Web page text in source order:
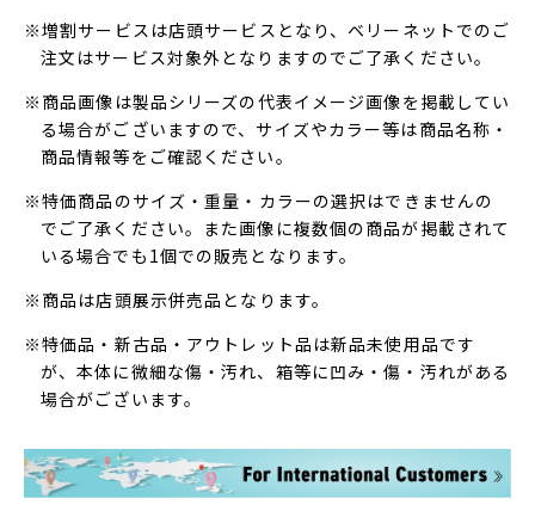
※増割サービスは店頭サービスとなり、ベリーネットでのご
注文はサービス対象外となりますのでご了承ください。
※商品画像は製品シリーズの代表イメージ画像を掲載してい
る場合がございますので、サイズやカラー等は商品名称・
商品情報等をご確認ください。
※特価商品のサイズ・重量・カラーの選択はできませんの
でご了承ください。また画像に複数個の商品が掲載されて
いる場合でも1個での販売となります。
※商品は店頭展示併売品となります。
※特価品・新古品・アウトレット品は新品未使用品です
が、本体に微細な傷・汚れ、箱等に凹み・傷・汚れがある
場合がございます。